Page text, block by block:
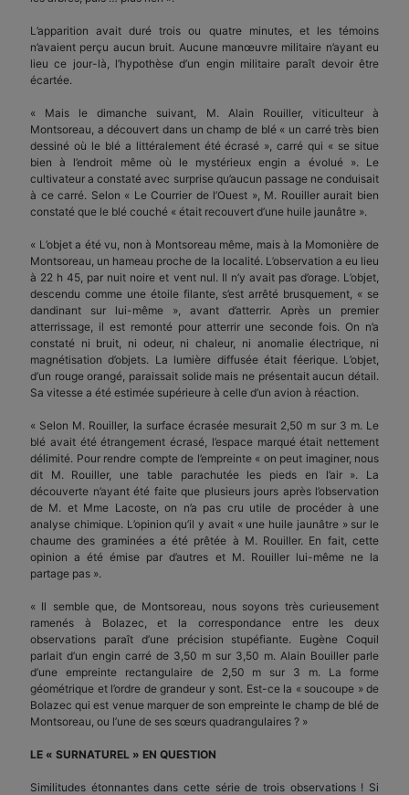
L’apparition avait duré trois ou quatre minutes, et les témoins
n’avaient perçu aucun bruit. Aucune manœuvre militaire n’ayant eu
lieu ce jour-là, l’hypothèse d’un engin militaire paraît devoir être
écartée.
« Mais le dimanche suivant, M. Alain Rouiller, viticulteur à
Montsoreau, a découvert dans un champ de blé « un carré très bien
dessiné où le blé a littéralement été écrasé », carré qui « se situe
bien à l’endroit même où le mystérieux engin a évolué ». Le
cultivateur a constaté avec surprise qu’aucun passage ne conduisait
à ce carré. Selon « Le Courrier de l’Ouest », M. Rouiller aurait bien
constaté que le blé couché « était recouvert d’une huile jaunâtre ».
« L’objet a été vu, non à Montsoreau même, mais à la Momonière de
Montsoreau, un hameau proche de la localité. L’observation a eu lieu
à 22 h 45, par nuit noire et vent nul. Il n’y avait pas d’orage. L’objet,
descendu comme une étoile filante, s’est arrêté brusquement, « se
dandinant sur lui-même », avant d’atterrir. Après un premier
atterrissage, il est remonté pour atterrir une seconde fois. On n’a
constaté ni bruit, ni odeur, ni chaleur, ni anomalie électrique, ni
magnétisation d’objets. La lumière diffusée était féerique. L’objet,
d’un rouge orangé, paraissait solide mais ne présentait aucun détail.
Sa vitesse a été estimée supérieure à celle d’un avion à réaction.
« Selon M. Rouiller, la surface écrasée mesurait 2,50 m sur 3 m. Le
blé avait été étrangement écrasé, l’espace marqué était nettement
délimité. Pour rendre compte de l’empreinte « on peut imaginer, nous
dit M. Rouiller, une table parachutée les pieds en l’air ». La
découverte n’ayant été faite que plusieurs jours après l’observation
de M. et Mme Lacoste, on n’a pas cru utile de procéder à une
analyse chimique. L’opinion qu’il y avait « une huile jaunâtre » sur le
chaume des graminées a été prêtée à M. Rouiller. En fait, cette
opinion a été émise par d’autres et M. Rouiller lui-même ne la
partage pas ».
« Il semble que, de Montsoreau, nous soyons très curieusement
ramenés à Bolazec, et la correspondance entre les deux
observations paraît d’une précision stupéfiante. Eugène Coquil
parlait d’un engin carré de 3,50 m sur 3,50 m. Alain Bouiller parle
d’une empreinte rectangulaire de 2,50 m sur 3 m. La forme
géométrique et l’ordre de grandeur y sont. Est-ce la « soucoupe » de
Bolazec qui est venue marquer de son empreinte le champ de blé de
Montsoreau, ou l’une de ses sœurs quadrangulaires ? »
LE « SURNATUREL » EN QUESTION
Similitudes étonnantes dans cette série de trois observations ! Si